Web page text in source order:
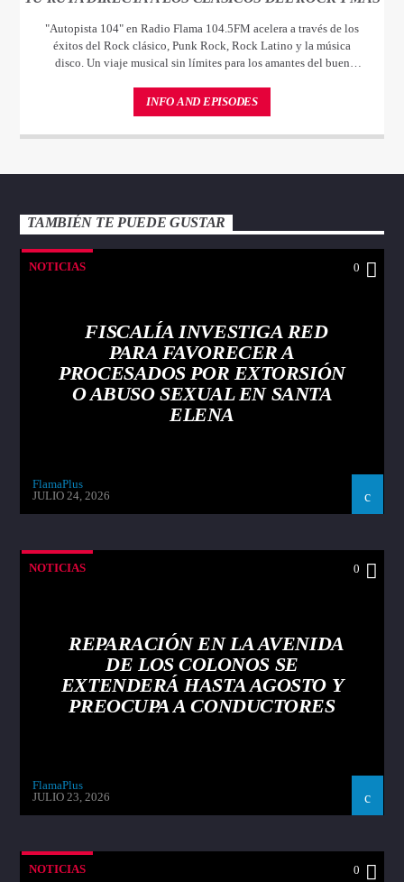
"Autopista 104" en Radio Flama 104.5FM acelera a través de los
éxitos del Rock clásico, Punk Rock, Rock Latino y la música
disco. Un viaje musical sin límites para los amantes del buen
INFO AND EPISODES
TAMBIÉN TE PUEDE GUSTAR
NOTICIAS 0
FISCALÍA INVESTIGA RED
PARA FAVORECER A
PROCESADOS POR EXTORSIÓN
O ABUSO SEXUAL EN SANTA
ELENA
FlamaPlus
JULIO 24, 2026
NOTICIAS 0
REPARACIÓN EN LA AVENIDA
DE LOS COLONOS SE
EXTENDERÁ HASTA AGOSTO Y
PREOCUPA A CONDUCTORES
FlamaPlus
JULIO 23, 2026
NOTICIAS 0